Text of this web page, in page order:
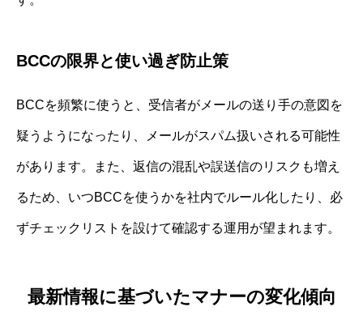
BCCの限界と使い過ぎ防止策
BCCを頻繁に使うと、受信者がメールの送り手の意図を
疑うようになったり、メールがスパム扱いされる可能性
があります。また、返信の混乱や誤送信のリスクも増え
るため、いつBCCを使うかを社内でルール化したり、必
ずチェックリストを設けて確認する運用が望まれます。
最新情報に基づいたマナーの変化傾向